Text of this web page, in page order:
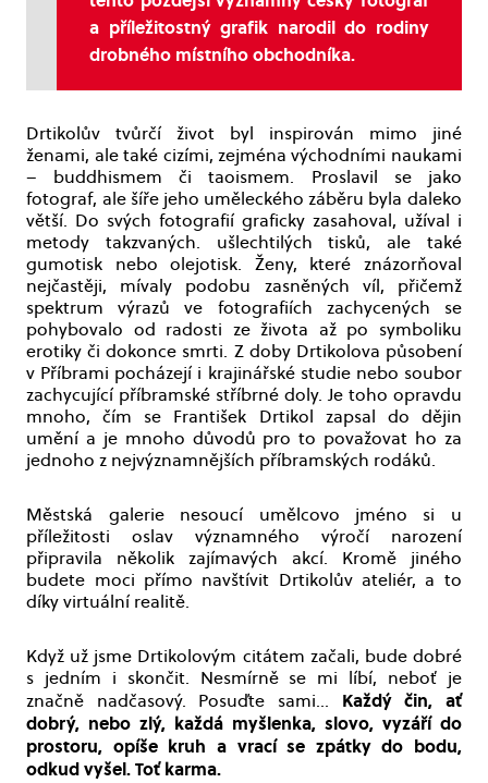
a příležitostný grafik narodil do rodiny
drobného místního obchodníka.
Drtikolův tvůrčí život byl inspirován mimo jiné
ženami, ale také cizími, zejména východními naukami
– buddhismem či taoismem. Proslavil se jako
fotograf, ale šíře jeho uměleckého záběru byla daleko
větší. Do svých fotografií graficky zasahoval, užíval i
metody takzvaných. ušlechtilých tisků, ale také
gumotisk nebo olejotisk. Ženy, které znázorňoval
nejčastěji, mívaly podobu zasněných víl, přičemž
spektrum výrazů ve fotografiích zachycených se
pohybovalo od radosti ze života až po symboliku
erotiky či dokonce smrti. Z doby Drtikolova působení
v Příbrami pocházejí i krajinářské studie nebo soubor
zachycující příbramské stříbrné doly. Je toho opravdu
mnoho, čím se František Drtikol zapsal do dějin
umění a je mnoho důvodů pro to považovat ho za
jednoho z nejvýznamnějších příbramských rodáků.
Městská galerie nesoucí umělcovo jméno si u
příležitosti oslav významného výročí narození
připravila několik zajímavých akcí. Kromě jiného
budete moci přímo navštívit Drtikolův ateliér, a to
díky virtuální realitě.
Když už jsme Drtikolovým citátem začali, bude dobré
s jedním i skončit. Nesmírně se mi líbí, neboť je
značně nadčasový. Posuďte sami… Každý čin, ať
dobrý, nebo zlý, každá myšlenka, slovo, vyzáří do
prostoru, opíše kruh a vrací se zpátky do bodu,
odkud vyšel. Toť karma.